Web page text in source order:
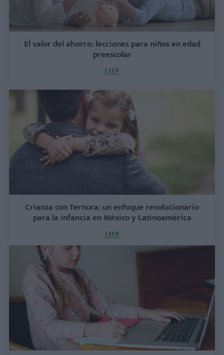
El valor del ahorro: lecciones para niños en edad
preescolar
LEER
Crianza con Ternura: un enfoque revolucionario
para la infancia en México y Latinoamérica
LEER